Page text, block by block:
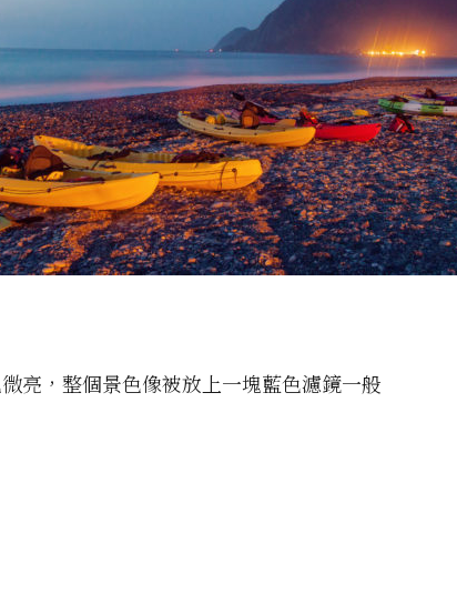
亮，整個景色像被放上一塊藍色濾鏡一般